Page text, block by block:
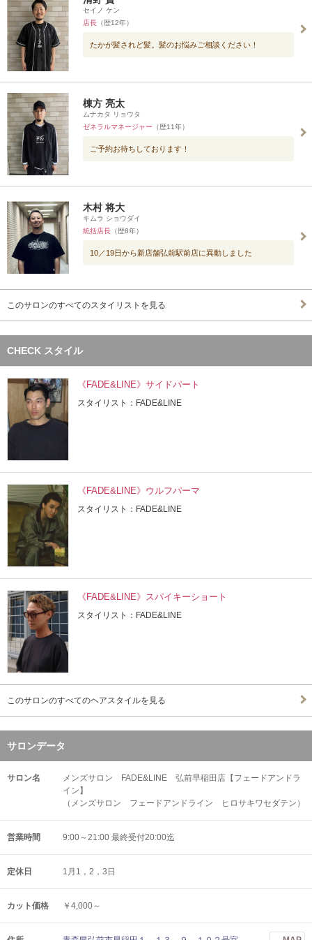
セイノ ケン
店長 （歴12年）
たかが髪されど髪。髪のお悩みご相談ください！
棟方 亮太
ムナカタ リョウタ
ゼネラルマネージャー （歴11年）
ご予約お待ちしております！
木村 将大
キムラ ショウダイ
統括店長 （歴8年）
10／19日から新店舗弘前駅前店に異動しました
このサロンのすべてのスタイリストを見る
CHECK スタイル
《FADE&LINE》サイドパート
スタイリスト：FADE&LINE
《FADE&LINE》ウルフパーマ
スタイリスト：FADE&LINE
《FADE&LINE》スパイキーショート
スタイリスト：FADE&LINE
このサロンのすべてのヘアスタイルを見る
サロンデータ
サロン名
メンズサロン FADE&LINE 弘前早稲田店【フェードアンドラ
イン】
（メンズサロン フェードアンドライン ヒロサキワセダテン）
営業時間 9:00～21:00 最終受付20:00迄
定休日 1月1，2，3日
カット価格 ￥4,000～